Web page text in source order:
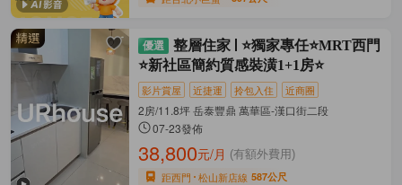
整層住家
⭐獨家專任⭐MRT西門
⭐新社區簡約質感裝潢1+1房⭐
影片賞屋 近捷運 拎包入住 近商圈
2房/11.8坪 岳泰豐鼎 萬華區-漢口街二段
07-23發佈
38,800元/月 (有額外費用)
距西門 松山新店線 587公尺